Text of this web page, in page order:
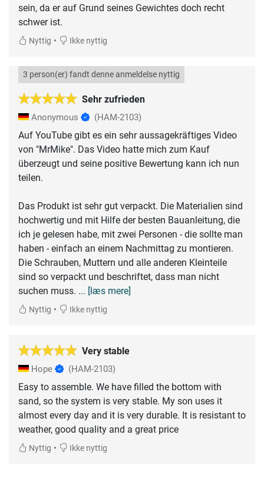
sein, da er auf Grund seines Gewichtes doch recht
schwer ist.
Nyttig • Ikke nyttig
Sehr zufrieden
3 person(er) fandt denne anmeldelse nyttig
Anonymous (HAM-2103)
Auf YouTube gibt es ein sehr aussagekräftiges Video
von "MrMike". Das Video hatte mich zum Kauf
überzeugt und seine positive Bewertung kann ich nun
teilen.
Das Produkt ist sehr gut verpackt. Die Materialien sind
hochwertig und mit Hilfe der besten Bauanleitung, die
ich je gelesen habe, mit zwei Personen - die sollte man
haben - einfach an einem Nachmittag zu montieren.
Die Schrauben, Muttern und alle anderen Kleinteile
sind so verpackt und beschriftet, dass man nicht
suchen muss. ... [læs mere]
Nyttig • Ikke nyttig
Very stable
Hope (HAM-2103)
Easy to assemble. We have filled the bottom with
sand, so the system is very stable. My son uses it
almost every day and it is very durable. It is resistant to
weather, good quality and a great price
Nyttig • Ikke nyttig